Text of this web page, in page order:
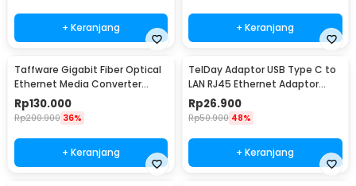
+ Keranjang + Keranjang
Taffware Gigabit Fiber Optical
Ethernet Media Converter
1000Mbps - HTB-GS-03AB
Rp130.000
Rp200.900 36%
+ Keranjang
TelDay Adaptor USB Type C to
LAN RJ45 Ethernet Adaptor
100Mbps - TD100
Rp26.900
Rp50.900 48%
+ Keranjang